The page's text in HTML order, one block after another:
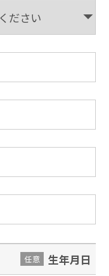
生年月日
任意